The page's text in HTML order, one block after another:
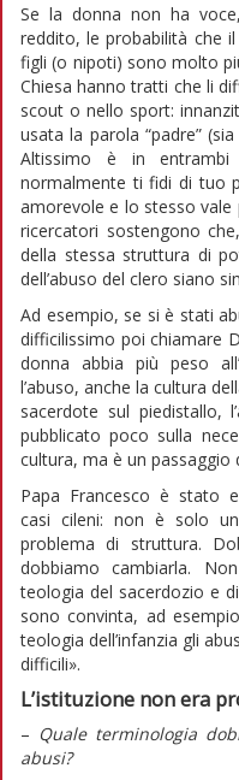
Se la donna non ha
reddito, le probabilità che
figli (o nipoti) sono molto
Chiesa hanno tratti che li
scout o nello sport:
usata la parola “padre”
Altissimo è in
normalmente ti fidi di tuo
amorevole e lo stesso
ricercatori sostengono
della stessa struttura di
dell’abuso del clero siano
Ad esempio, se si è stati
difficilissimo poi chiamare
donna abbia più peso
l’abuso, anche la cultura
sacerdote sul piedistallo,
pubblicato poco sulla
cultura, ma è un passaggio
Papa Francesco è stato
casi cileni: non è solo
problema di struttura.
dobbiamo cambiarla.
teologia del sacerdozio e
sono convinta, ad
teologia dell’infanzia gli
difficili».
L’istituzione non era
– Quale terminologia
abusi?